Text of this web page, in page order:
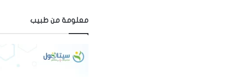
معلومة من طبيب